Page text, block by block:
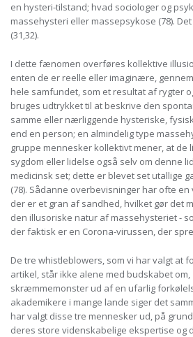
en hysteri-tilstand; hvad sociologer og
massehysteri eller massepsykose (78).
(31,32).
I dette fænomen overføres kollektive
enten de er reelle eller imaginære,
hele samfundet, som et resultat af rygter
bruges udtrykket til at beskrive den
samme eller nærliggende hysteriske,
end en person; en almindelig type
gruppe mennesker kollektivt mener, at de
sygdom eller lidelse også selv om denne
medicinsk set; dette er blevet set utallige
(78). Sådanne overbevisninger har ofte
der er et gran af sandhed, hvilket gør det
den illusoriske natur af massehysteriet -
der faktisk er en Corona-virussen, der
De tre whistleblowers, som vi har valgt at
artikel, står ikke alene med budskabet om,
skræmmemonster ud af en ufarlig
akademikere i mange lande siger det
har valgt disse tre mennesker ud, på
deres store videnskabelige ekspertise og